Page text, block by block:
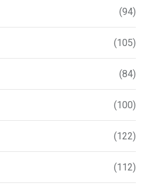
(94)
(105)
(84)
(100)
(122)
(112)